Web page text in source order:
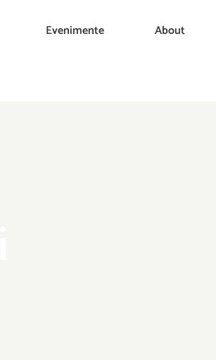
Evenimente About